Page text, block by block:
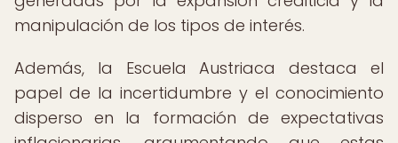
manipulación de los tipos de interés.
Además, la Escuela Austriaca destaca el
papel de la incertidumbre y el conocimiento
disperso en la formación de expectativas